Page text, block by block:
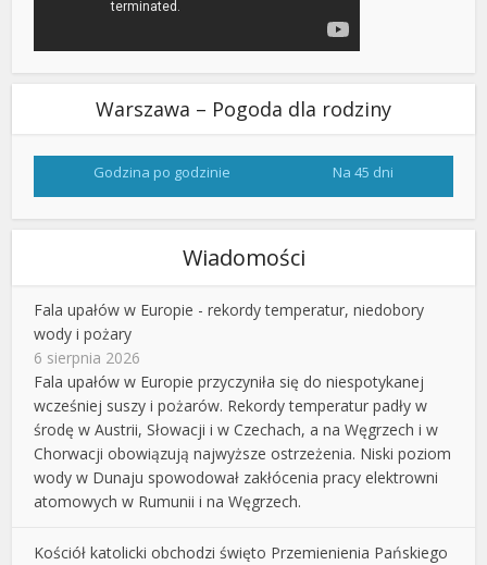
Warszawa – Pogoda dla rodziny
Godzina po godzinie Na 45 dni
Wiadomości
Fala upałów w Europie - rekordy temperatur, niedobory
wody i pożary
6 sierpnia 2026
Fala upałów w Europie przyczyniła się do niespotykanej
wcześniej suszy i pożarów. Rekordy temperatur padły w
środę w Austrii, Słowacji i w Czechach, a na Węgrzech i w
Chorwacji obowiązują najwyższe ostrzeżenia. Niski poziom
wody w Dunaju spowodował zakłócenia pracy elektrowni
atomowych w Rumunii i na Węgrzech.
Kościół katolicki obchodzi święto Przemienienia Pańskiego